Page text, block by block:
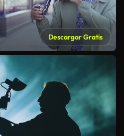
Descargar Gratis